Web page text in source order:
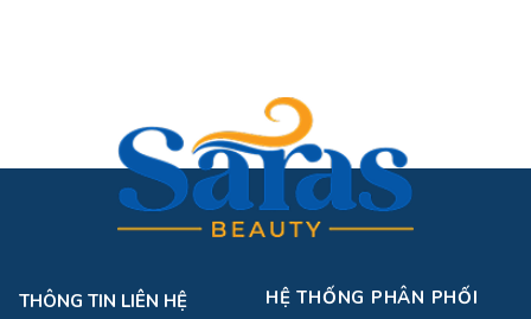
THÔNG TIN LIÊN HỆ HỆ THỐNG PHÂN PHỐI